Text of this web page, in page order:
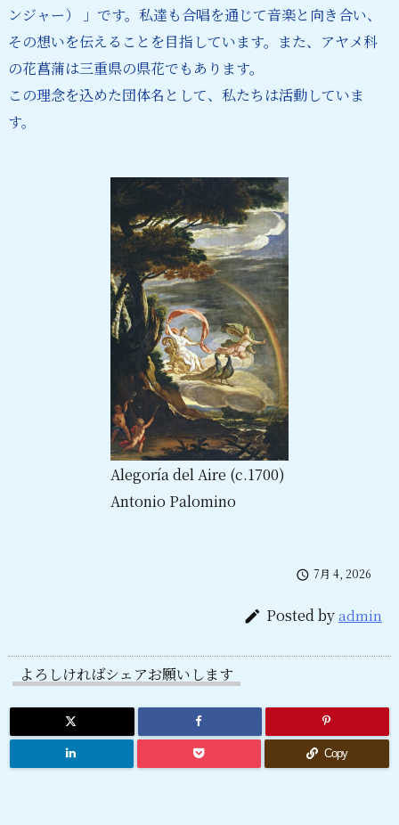
ンジャー） 」です。私達も合唱を通じて音楽と向き合い、
その想いを伝えることを目指しています。また、アヤメ科
の花菖蒲は三重県の県花でもあります。
この理念を込めた団体名として、私たちは活動していま
す。
Alegoría del Aire (c.1700)
Antonio Palomino
 7月 4, 2026
 Posted byadmin
よろしければシェアお願いします
Copy